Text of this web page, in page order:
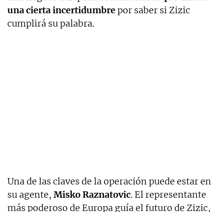
una cierta incertidumbrepor saber si Zizic
cumplirá su palabra.
Una de las claves de la operación puede estar en
su agente, Misko Raznatovic. El representante
más poderoso de Europa guía el futuro de Zizic,